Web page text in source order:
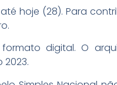
hoje (28). Para
digital. O